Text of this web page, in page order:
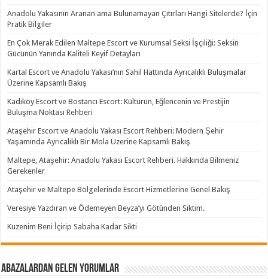
Anadolu Yakasının Aranan ama Bulunamayan Çıtırları Hangi Sitelerde? İçin
Pratik Bilgiler
En Çok Merak Edilen Maltepe Escort ve Kurumsal Seksi İşçiliği: Seksin
Gücünün Yanında Kaliteli Keyif Detayları
Kartal Escort ve Anadolu Yakası’nın Sahil Hattında Ayrıcalıklı Buluşmalar
Üzerine Kapsamlı Bakış
Kadıköy Escort ve Bostancı Escort: Kültürün, Eğlencenin ve Prestijin
Buluşma Noktası Rehberi
Ataşehir Escort ve Anadolu Yakası Escort Rehberi: Modern Şehir
Yaşamında Ayrıcalıklı Bir Mola Üzerine Kapsamlı Bakış
Maltepe, Ataşehir: Anadolu Yakası Escort Rehberi. Hakkında Bilmeniz
Gerekenler
Ataşehir ve Maltepe Bölgelerinde Escort Hizmetlerine Genel Bakış
Veresiye Yazdıran ve Ödemeyen Beyza’yı Götünden Siktim.
Kuzenim Beni İçirip Sabaha Kadar Sikti
Abazalardan Gelen Yorumlar